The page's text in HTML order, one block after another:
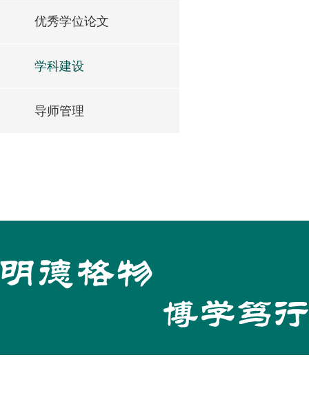
优秀学位论文
学科建设
导师管理